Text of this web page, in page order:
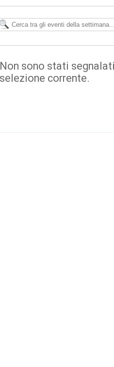
Non sono stati
selezione corrente.